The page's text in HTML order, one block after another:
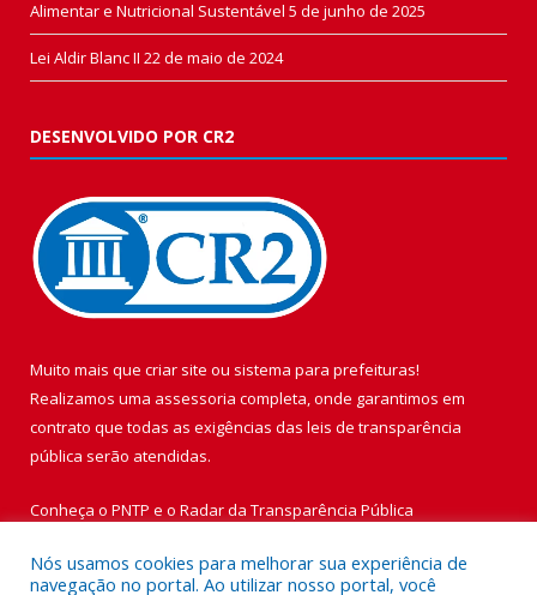
Alimentar e Nutricional Sustentável 5 de junho de 2025
Lei Aldir Blanc II 22 de maio de 2024
DESENVOLVIDO POR CR2
Muito mais que criar site ou sistema para prefeituras!
Realizamos uma assessoria completa, onde garantimos em
contrato que todas as exigências das leis de transparência
pública serão atendidas.
Conheça o PNTP e o Radar da Transparência Pública
Nós usamos cookies para melhorar sua experiência de
navegação no portal. Ao utilizar nosso portal, você